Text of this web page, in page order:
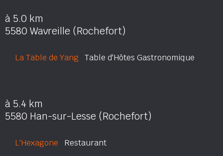
à 5.0 km
5580 Wavreille (Rochefort)
La Table de Yang Table d'Hôtes Gastronomique
à 5.4 km
5580 Han-sur-Lesse (Rochefort)
L'Hexagone Restaurant